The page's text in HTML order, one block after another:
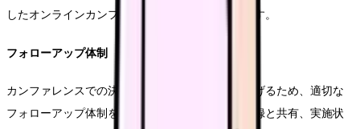
したオンラインカンファレンスの実施も検討します。
フォローアップ体制
カンファレンスでの決定事項を確実に実践につなげるため、適切な
フォローアップ体制を整備します。決定事項の記録と共有、実施状